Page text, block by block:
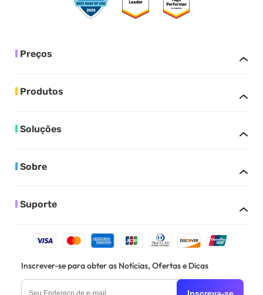
Preços
Produtos
Soluções
Sobre
Suporte
Inscrever-se para obter as Notícias, Ofertas e Dicas